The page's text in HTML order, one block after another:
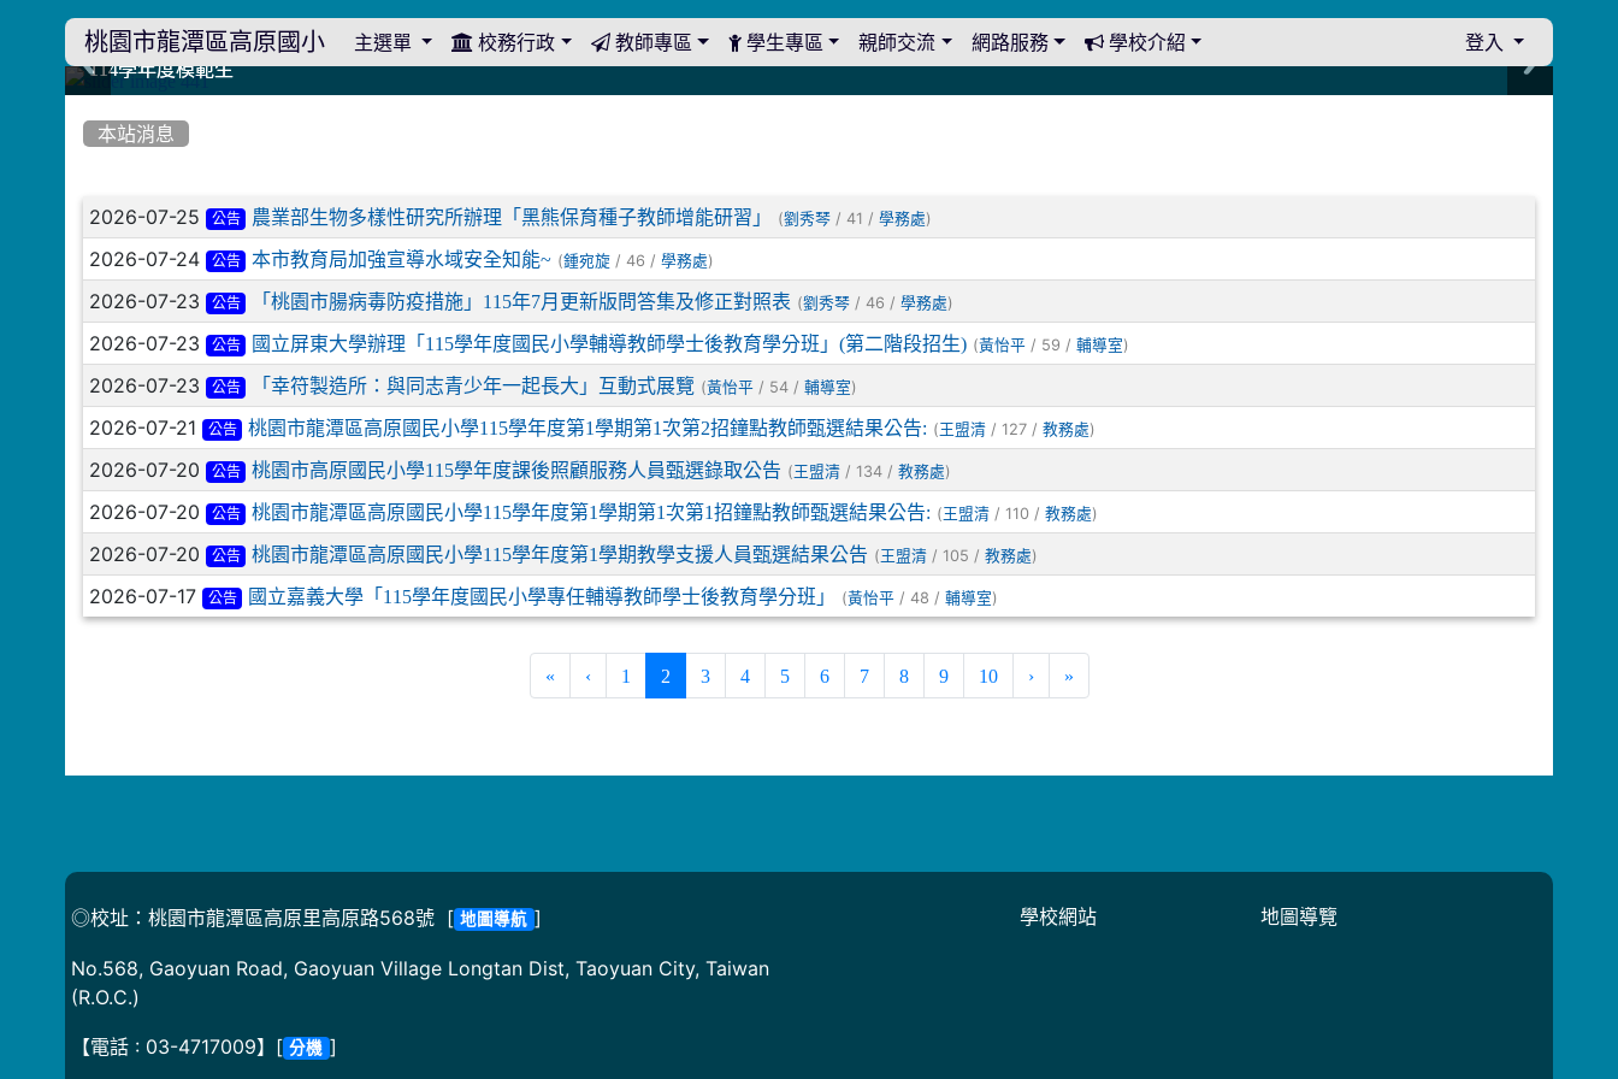
桃園市龍潭區高原國小 主選單 校務行政 教師專區 學生專區 親師交流 網路服務 學校介紹
登入
114學年度模範生
114學年度模範生
高原110 追夢向前行
高原110 追夢向前行
橄欖樹群
橄欖樹群
本站消息
文章列表
2026-07-25 公告 農業部生物多樣性研究所辦理「黑熊保育種子教師增能研習」 (劉秀琴 / 41 /學務處)
2026-07-24 公告 本市教育局加強宣導水域安全知能~ (鍾宛旋 / 46 /學務處)
2026-07-23 公告 「桃園市腸病毒防疫措施」115年7月更新版問答集及修正對照表 (劉秀琴 / 46 /學務處)
2026-07-23 公告 國立屏東大學辦理「115學年度國民小學輔導教師學士後教育學分班」(第二階段招生) (黃怡平 / 59 /輔導室)
2026-07-23 公告 「幸符製造所：與同志青少年一起長大」互動式展覽 (黃怡平 / 54 /輔導室)
2026-07-21 公告 桃園市龍潭區高原國民小學115學年度第1學期第1次第2招鐘點教師甄選結果公告: (王盟清 / 127 /教務處)
2026-07-20 公告 桃園市高原國民小學115學年度課後照顧服務人員甄選錄取公告 (王盟清 / 134 /教務處)
2026-07-20 公告 桃園市龍潭區高原國民小學115學年度第1學期第1次第1招鐘點教師甄選結果公告: (王盟清 / 110 /教務處)
2026-07-20 公告 桃園市龍潭區高原國民小學115學年度第1學期教學支援人員甄選結果公告 (王盟清 / 105 /教務處)
2026-07-17 公告 國立嘉義大學「115學年度國民小學專任輔導教師學士後教育學分班」 (黃怡平 / 48 /輔導室)
« ‹ 1 2(current)
3 4 5 6 7 8 9 10 › »
◎校址：桃園市龍潭區高原里高原路568號 [ 地圖導航 ]
No.568, Gaoyuan Road, Gaoyuan Village Longtan Dist, Taoyuan City, Taiwan
(R.O.C.)
【電話 : 03-4717009】[ 分機 ]
學校網站 地圖導覽